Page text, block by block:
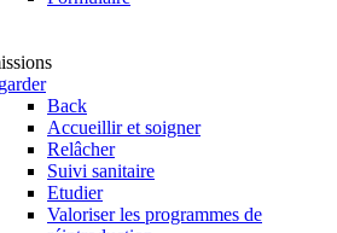
Back
Accueillir et soigner
Relâcher
Suivi sanitaire
Etudier
Valoriser les programmes de